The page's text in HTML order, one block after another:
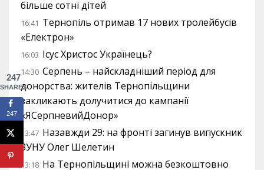
більше сотні дітей
16:41 Тернопіль отримав 17 нових тролейбусів
«Електрон»
16:03 Ісус Христос Українець?
14:30 Серпень – найскладніший період для
донорства: жителів Тернопільщини
закликають долучитися до кампанії
«ЯСерпневийДонор»
13:47 Назавжди 29: на фронті загинув випускник
ЗУНУ Олег Шелетин
13:18 На Тернопільщині можна безкоштовно
247
SHARES
247